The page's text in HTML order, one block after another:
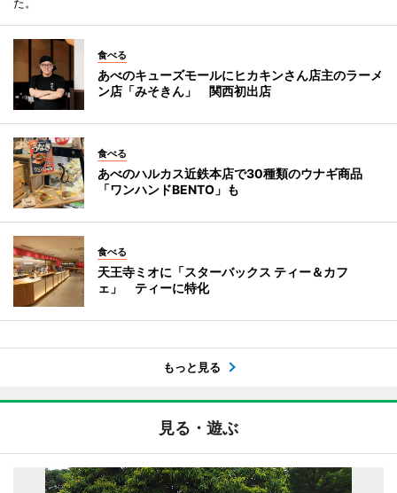
食べる
あべのキューズモールにヒカキンさん店主のラーメ
ン店「みそきん」 関西初出店
食べる
あべのハルカス近鉄本店で30種類のウナギ商品
「ワンハンドBENTO」も
食べる
天王寺ミオに「スターバックス ティー＆カフ
ェ」 ティーに特化
もっと見る
見る・遊ぶ